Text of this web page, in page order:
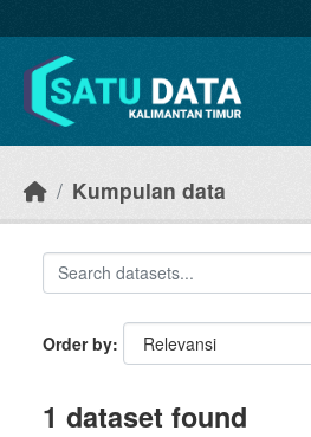
Kumpulan data
Order by
1 dataset found